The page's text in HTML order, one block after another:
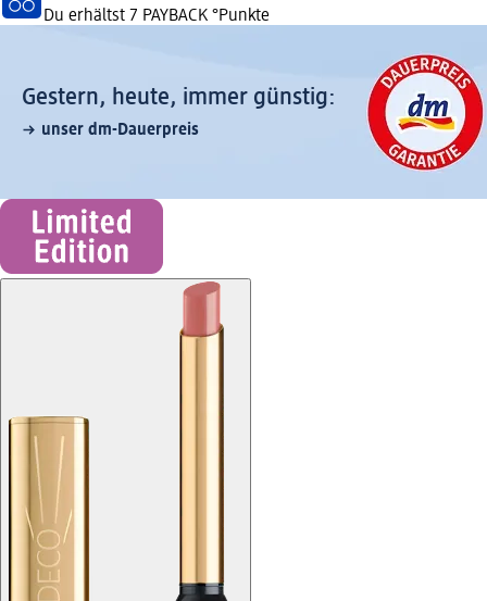
Du erhältst 7 PAYBACK °Punkte
Gestern, heute, immer günstig:
unser dm-Dauerpreis